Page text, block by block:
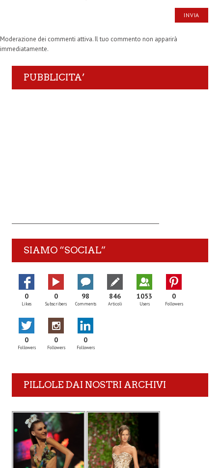
Moderazione dei commenti attiva. Il tuo commento non apparirà
immediatamente.
PUBBLICITA’
SIAMO “SOCIAL”
0
Likes
0
Subscribers
98
Comments
846
Articoli
1053
Users
0
Followers
0
Followers
0
Followers
0
Followers
PILLOLE DAI NOSTRI ARCHIVI